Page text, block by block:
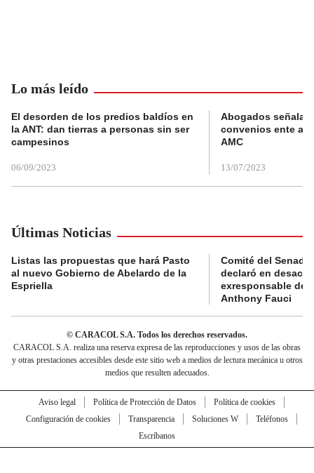
Lo más leído
El desorden de los predios baldíos en
la ANT: dan tierras a personas sin ser
campesinos
06/09/2023
Abogados
convenios ente
AMC
13/07/2023
Últimas Noticias
Listas las propuestas que hará Pasto
al nuevo Gobierno de Abelardo de la
Espriella
Comité del Senado
declaró en
exresponsable de
Anthony Fauci
© CARACOL S.A. Todos los derechos reservados.
CARACOL S.A. realiza una reserva expresa de las reproducciones y usos de las obras
y otras prestaciones accesibles desde este sitio web a medios de lectura mecánica u otros
medios que resulten adecuados.
Aviso legal Política de Protección de Datos
Política de cookies
Configuración de cookies
Transparencia Soluciones W
Teléfonos
Escríbanos